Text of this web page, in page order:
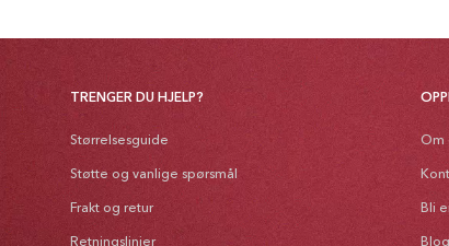
TRENGER DU HJELP?
Størrelsesguide
Støtte og vanlige spørsmål
Frakt og retur
Retningslinjer
Om
Bli